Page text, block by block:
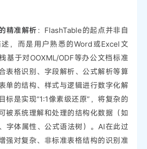
精准解析 ：FlashTable的起点并非自
，而是用户熟悉的Word或Excel文
基于对OOXML/ODF等办公文档标准
表格识别、字段解析、公式解析等算
单的结构、样式与逻辑进行数字化解
标是实现“1:1像素级还原”，将复杂的
被系统理解和处理的结构化数据（如
字体属性、公式语法树）。AI在此过
强对复杂、非标准表格结构的识别准